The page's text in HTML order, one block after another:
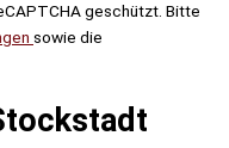
geschützt. Bitte
sowie die